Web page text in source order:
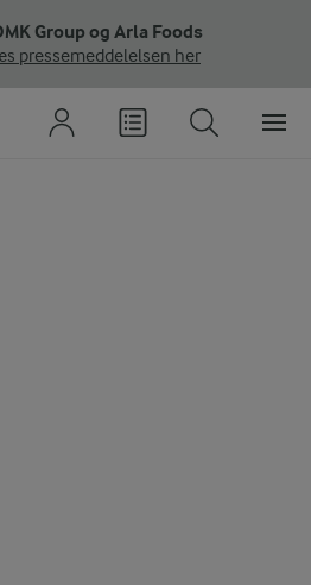
Group og Arla Foods
pressemeddelelsen her